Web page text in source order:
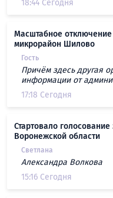
18:44 Сегодня
Масштабное
микрорайон Шилово
Гость
Причём здесь другая
информации от
17:18 Сегодня
Стартовало
Воронежской области
Светлана
Александра Волкова
15:16 Сегодня